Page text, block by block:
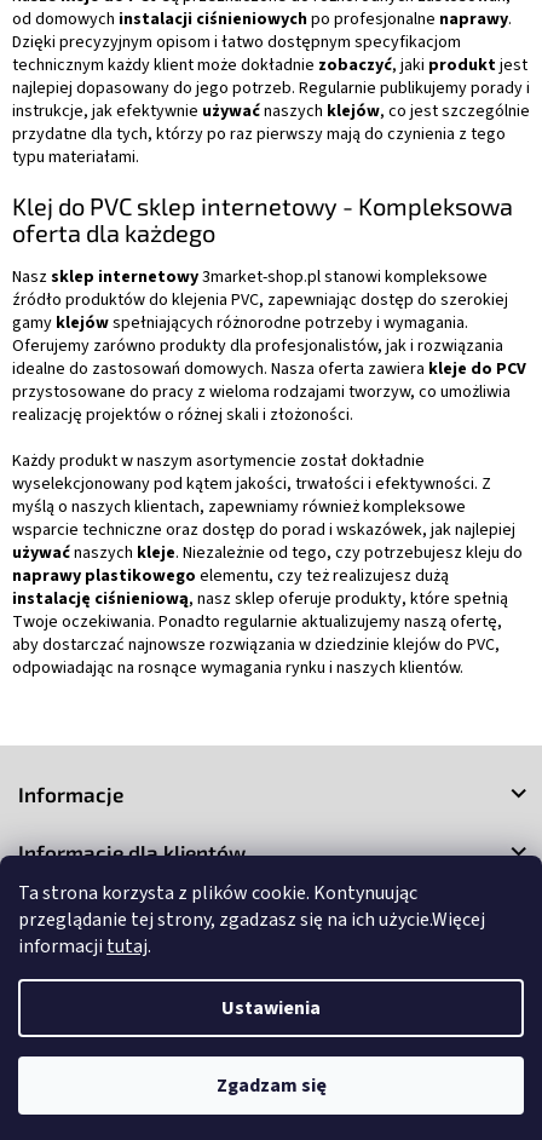
Ta strona korzysta z plików cookie. Kontynuując
przeglądanie tej strony, zgadzasz się na ich użycie.Więcej
informacji tutaj.
Ustawienia
Zgadzam się
od domowych instalacji ciśnieniowychpo profesjonalne naprawy.
Dzięki precyzyjnym opisom i łatwo dostępnym specyfikacjom
technicznym każdy klient może dokładnie zobaczyć, jaki produktjest
najlepiej dopasowany do jego potrzeb. Regularnie publikujemy porady i
instrukcje, jak efektywnie używaćnaszych klejów, co jest szczególnie
przydatne dla tych, którzy po raz pierwszy mają do czynienia z tego
typu materiałami.
Klej do PVC sklep internetowy - Kompleksowa
oferta dla każdego
Naszsklep internetowy3market-shop.pl stanowi kompleksowe
źródło produktów do klejenia PVC, zapewniając dostęp do szerokiej
gamy klejówspełniających różnorodne potrzeby i wymagania.
Oferujemy zarówno produkty dla profesjonalistów, jak i rozwiązania
idealne do zastosowań domowych. Nasza oferta zawiera kleje do PCV
przystosowane do pracy z wieloma rodzajami tworzyw, co umożliwia
realizację projektów o różnej skali i złożoności.
Każdy produkt w naszym asortymencie został dokładnie
wyselekcjonowany pod kątem jakości, trwałości i efektywności. Z
myślą o naszych klientach, zapewniamy również kompleksowe
wsparcie techniczne oraz dostęp do porad i wskazówek, jak najlepiej
używaćnaszych kleje. Niezależnie od tego, czy potrzebujesz kleju do
naprawy plastikowego elementu, czy też realizujesz dużą
instalację ciśnieniową, nasz sklep oferuje produkty, które spełnią
Twoje oczekiwania. Ponadto regularnie aktualizujemy naszą ofertę,
aby dostarczać najnowsze rozwiązania w dziedzinie klejów do PVC,
odpowiadając na rosnące wymagania rynku i naszych klientów.
k
Informacje
Informacje dla klientów
Kontakt
3Market. Wszystkie prawa zastrzeżone.
ustawienia plików cookie